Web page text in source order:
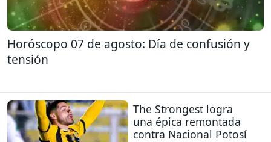
Horóscopo 07 de agosto: Día de confusión y
tensión
The Strongest logra
una épica remontada
contra Nacional Potosí